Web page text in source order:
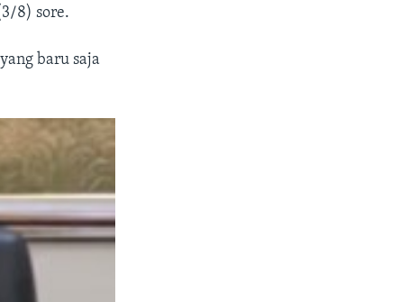
8) sore.
baru saja